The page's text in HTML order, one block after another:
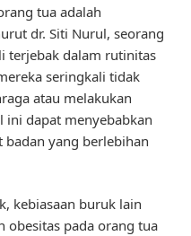
tua adalah
dr. Siti Nurul, seorang
terjebak dalam rutinitas
seringkali tidak
atau melakukan
ini dapat menyebabkan
yang berlebihan
kebiasaan buruk lain
obesitas pada orang tua